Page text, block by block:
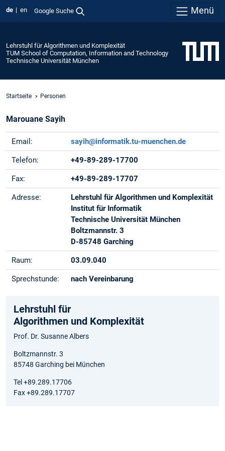
de en Google Suche Menü
Lehrstuhl für Algorithmen und Komplexität
TUM School of Computation, Information and Technology
Technische Universität München
Startseite Personen
Marouane Sayih
Email: sayih@informatik.tu-muenchen.de
Telefon: +49-89-289-17700
Fax: +49-89-289-17707
Adresse:
Lehrstuhl für Algorithmen und Komplexität
Institut für Informatik
Technische Universität München
Boltzmannstr. 3
D-85748 Garching
Raum: 03.09.040
Sprechstunde: nach Vereinbarung
Lehrstuhl für
Algorithmen und Komplexität
Prof. Dr. Susanne Albers
Boltzmannstr. 3
85748 Garching bei München
Tel +89.289.17706
Fax +89.289.17707